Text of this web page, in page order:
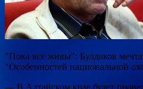
"Пока все живы": Булдаков
"Особенностей национальной
— В Алтайском крае будет